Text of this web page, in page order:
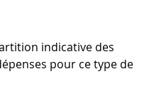
indicative des
pour ce type de